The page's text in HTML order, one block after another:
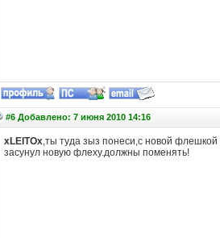
#6 Добавлено: 7 июня 2010 14:16
xLEITOx,ты туда зыз понеси,с новой флешкой
засунул новую флеху.должны поменять!